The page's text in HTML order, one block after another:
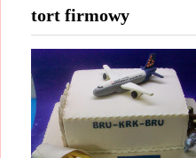
tort firmowy